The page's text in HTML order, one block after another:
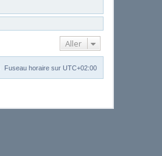
Aller
Fuseau horaire sur UTC+02:00